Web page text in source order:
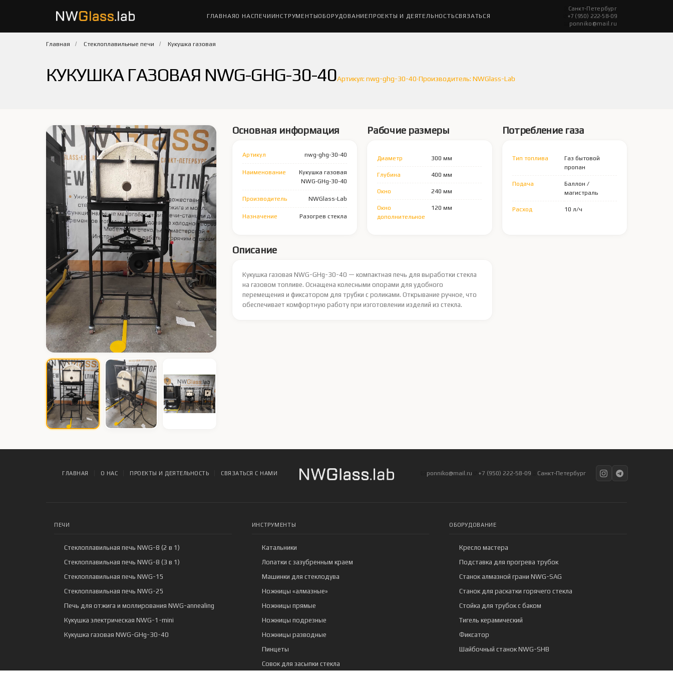
ГЛАВНАЯО НАСПЕЧИИНСТРУМЕНТЫОБОРУДОВАНИЕПРОЕКТЫ И ДЕЯТЕЛЬНОСТЬСВЯЗАТЬСЯ
Санкт-Петербург
+7 (950) 222-58-09
ponniko@mail.ru
Главная / Стеклоплавильные печи / Кукушка газовая
КУКУШКА ГАЗОВАЯ NWG-GHG-30-40Артикул: nwg-ghg-30-40·Производитель: NWGlass-Lab
Основная информация
Артикул nwg-ghg-30-40
Наименование
Кукушка газовая
NWG-GHg-30-40
Производитель NWGlass-Lab
Назначение Разогрев стекла
Рабочие размеры
Диаметр 300 мм
Глубина 400 мм
Окно 240 мм
Окно
дополнительное
120 мм
Потребление газа
Тип топлива
Газ бытовой
пропан
Подача
Баллон /
магистраль
Расход 10 л/ч
Описание
Кукушка газовая NWG-GHg-30-40 — компактная печь для выработки стекла
на газовом топливе. Оснащена колесными опорами для удобного
перемещения и фиксатором для трубки с роликами. Открывание ручное, что
обеспечивает комфортную работу при изготовлении изделий из стекла.
ГЛАВНАЯ О НАС ПРОЕКТЫ И ДЕЯТЕЛЬНОСТЬ СВЯЗАТЬСЯ С НАМИ ponniko@mail.ru +7 (950) 222-58-09 Санкт-Петербург
ПЕЧИ
Стеклоплавильная печь NWG-8 (2 в 1)
Стеклоплавильная печь NWG-8 (3 в 1)
Стеклоплавильная печь NWG-15
Стеклоплавильная печь NWG-25
Печь для отжига и моллирования NWG-annealing
Кукушка электрическая NWG-1-mini
Кукушка газовая NWG-GHg-30-40
ИНСТРУМЕНТЫ
Катальники
Лопатки с зазубренным краем
Машинки для стеклодува
Ножницы «алмазные»
Ножницы прямые
Ножницы подрезные
Ножницы разводные
Пинцеты
Совок для засыпки стекла
ОБОРУДОВАНИЕ
Кресло мастера
Подставка для прогрева трубок
Станок алмазной грани NWG-SAG
Станок для раскатки горячего стекла
Стойка для трубок с баком
Тигель керамический
Фиксатор
Шайбочный станок NWG-SHB